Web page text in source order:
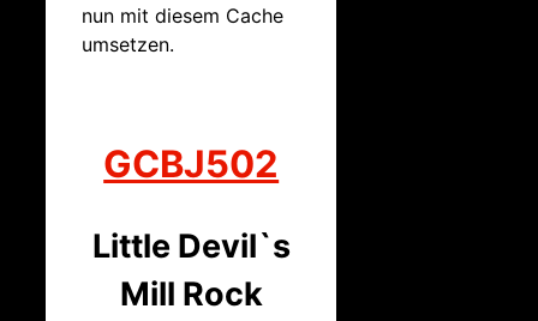
nun mit diesem Cache
umsetzen.
GCBJ502
Little Devil`s
Mill Rock